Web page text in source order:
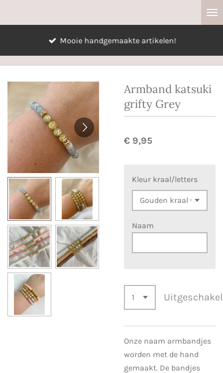
direct
hoofdinhoud
Mooie handgemaakte artikelen!
Armband katsuki
grifty Grey
€ 9,95
Kleur kraal/letters
Naam
Onze naam armbandjes
worden met de hand
gemaakt. De bandjes